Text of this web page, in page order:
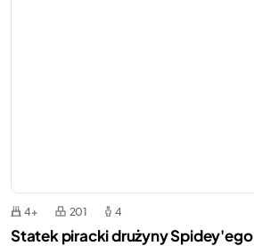
4+ 201 4
Statek piracki drużyny Spidey'ego